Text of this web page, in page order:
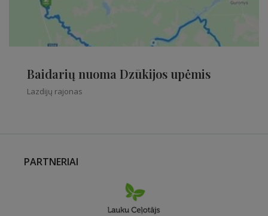
Baidarių nuoma Dzūkijos upėmis
Lazdijų rajonas
PARTNERIAI